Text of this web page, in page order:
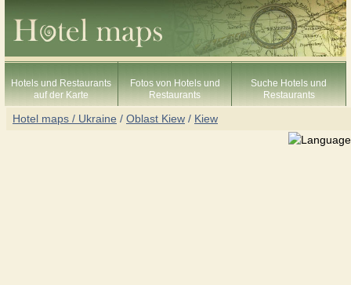
Hotels und Restaurants
auf der Karte
Fotos von Hotels und
Restaurants
Suche Hotels und
Restaurants
Hotel maps / Ukraine / Oblast Kiew / Kiew